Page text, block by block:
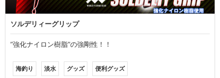
ソルデリィーグリップ
”強化ナイロン樹脂”の強剛性！！
海釣り 淡水 グッズ 便利グッズ